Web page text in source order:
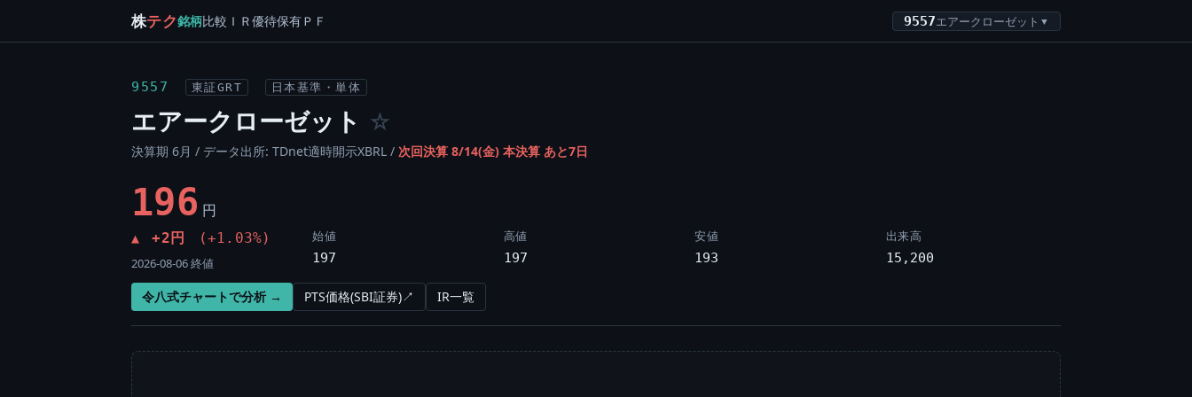
株テク銘柄比較 ＩＲ優待保有ＰＦ 9557エアークローゼット ▼
9557 東証GRT 日本基準・単体
エアークローゼット ☆
決算期 6月 / データ出所: TDnet適時開示XBRL / 次回決算 8/14(金) 本決算 あと7日
196 円
▲ +2円 (+1.03%)
2026-08-06 終値
始値
197
高値
197
安値
193
出来高
15,200
令八式チャートで分析 → PTS価格(SBI証券)↗ IR一覧